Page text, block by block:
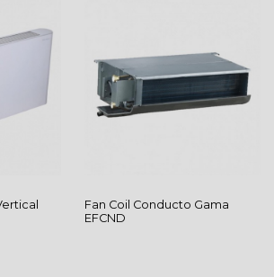
Fan Coil Conducto Gama
EFCND